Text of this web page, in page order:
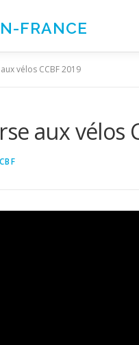
FRANCE
vélos CCBF 2019
aux vélos